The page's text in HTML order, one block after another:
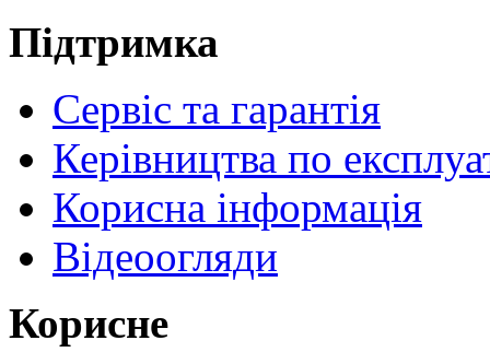
Підтримка
Сервіс та гарантія
Керівництва по
Корисна інформація
Відеоогляди
Корисне